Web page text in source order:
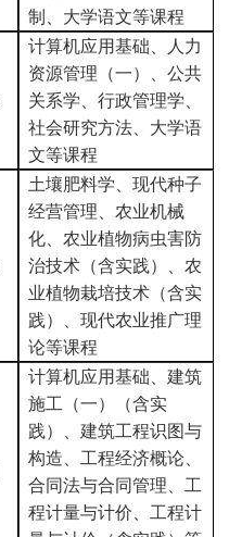
制、大学语文等课程
计算机应用基础、人力
资源管理（一）、公共
关系学、行政管理学、
社会研究方法、大学语
文等课程
土壤肥料学、现代种子
经营管理、农业机械
化、农业植物病虫害防
治技术（含实践）、农
业植物栽培技术（含实
践）、现代农业推广理
论等课程
计算机应用基础、建筑
施工（一）（含实
践）、建筑工程识图与
构造、工程经济概论、
合同法与合同管理、工
程计量与计价、工程计